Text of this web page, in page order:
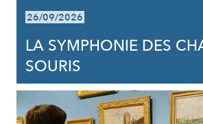
26/09/2026
LA SYMPHONIE DES
SOURIS